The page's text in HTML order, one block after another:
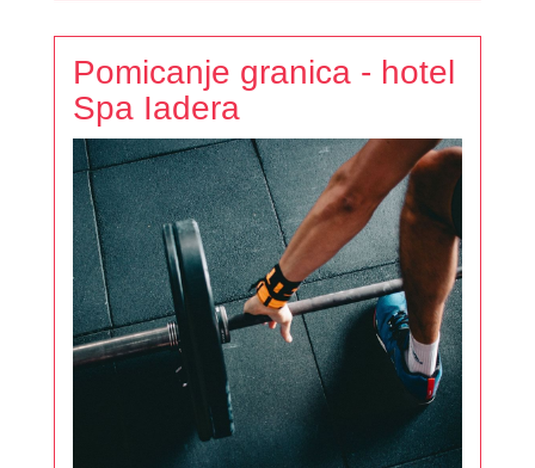
Pomicanje granica - hotel
Spa Iadera